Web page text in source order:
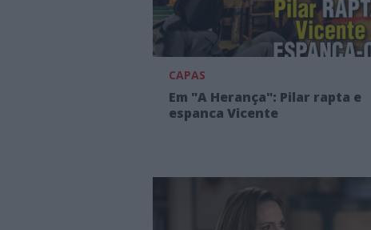
CAPAS
Em "A Herança": Pilar rapta e
espanca Vicente